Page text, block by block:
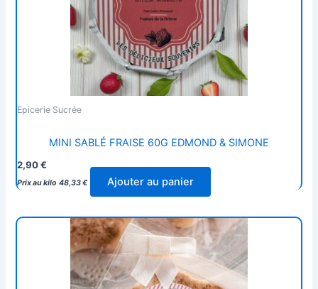
Epicerie Sucrée
MINI SABLÉ FRAISE 60G EDMOND & SIMONE
2,90€
Prix au kilo 48,33€ Ajouter au panier